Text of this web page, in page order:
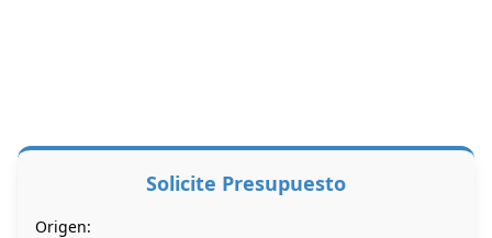
Solicite Presupuesto
Origen: